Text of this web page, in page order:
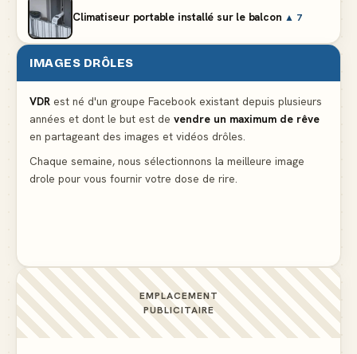
Climatiseur portable installé sur le balcon ▲ 7
Le problème cardiaque du médecin ▲ 6
La voisine en bikini pour que le mari tonde la
IMAGES DRÔLES
VDR est né d'un groupe Facebook existant depuis plusieurs
années et dont le but est de vendre un maximum de rêve
en partageant des images et vidéos drôles.
Chaque semaine, nous sélectionnons la meilleure image
drole pour vous fournir votre dose de rire.
EMPLACEMENT
PUBLICITAIRE